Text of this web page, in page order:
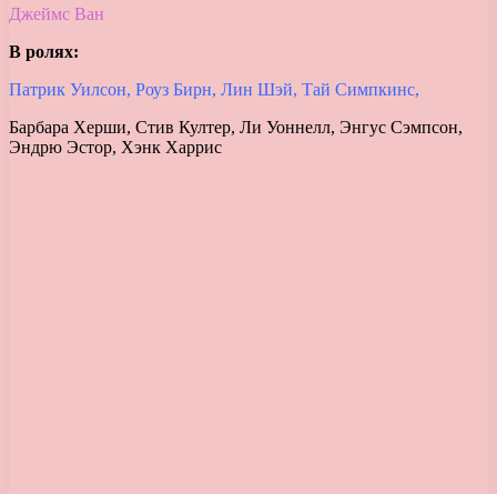
Джеймс Ван
В ролях:
Патрик Уилсон, Роуз Бирн, Лин Шэй, Тай Симпкинс,
Барбара Херши, Стив Култер, Ли Уоннелл, Энгус Сэмпсон,
Эндрю Эстор, Хэнк Харрис